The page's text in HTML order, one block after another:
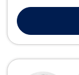
en droit de la
recouvrement